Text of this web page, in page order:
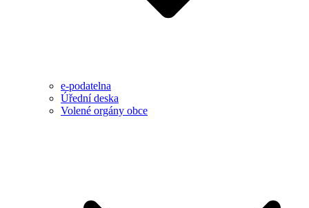
e-podatelna
Úřední deska
Volené orgány obce